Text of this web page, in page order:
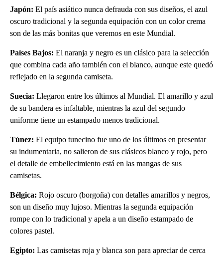
Japón: El país asiático nunca defrauda con sus diseños, el azul
oscuro tradicional y la segunda equipación con un color crema
son de las más bonitas que veremos en este Mundial.
Países Bajos: El naranja y negro es un clásico para la selección
que combina cada año también con el blanco, aunque este quedó
reflejado en la segunda camiseta.
Suecia: Llegaron entre los últimos al Mundial. El amarillo y azul
de su bandera es infaltable, mientras la azul del segundo
uniforme tiene un estampado menos tradicional.
Túnez: El equipo tunecino fue uno de los últimos en presentar
su indumentaria, no salieron de sus clásicos blanco y rojo, pero
el detalle de embellecimiento está en las mangas de sus
camisetas.
Bélgica: Rojo oscuro (borgoña) con detalles amarillos y negros,
son un diseño muy lujoso. Mientras la segunda equipación
rompe con lo tradicional y apela a un diseño estampado de
colores pastel.
Egipto: Las camisetas roja y blanca son para apreciar de cerca